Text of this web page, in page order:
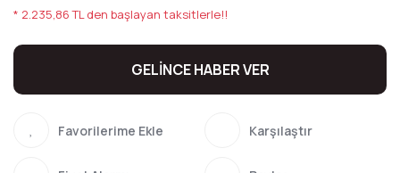
* 2.235,86 TL den başlayan taksitlerle!!
GELİNCE HABER VER
Karşılaştır